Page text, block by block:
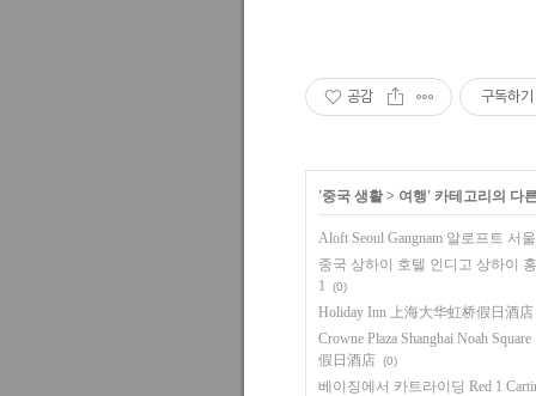
공감 구독하기
'중국 생활> 여행' 카테고리의 다
Aloft Seoul Gangnam 알로프트 서
중국 상하이 호텔 인디고 상하이
1
(0)
Holiday Inn 上海大华虹桥假日酒
Crowne Plaza Shanghai Noah
假日酒店 (0)
베이징에서 카트라이딩 Red 1